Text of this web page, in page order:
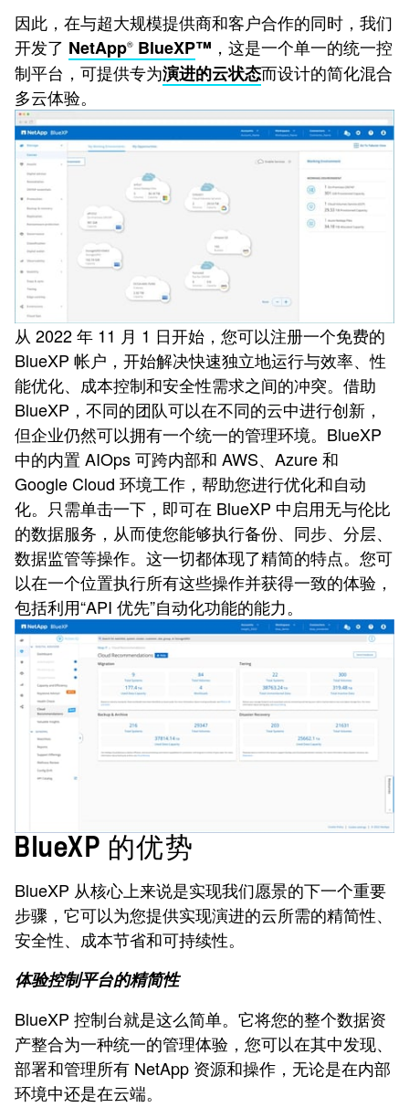
因此，在与超大规模提供商和客户合作的同时，我们
开发了 NetApp® BlueXP™ ，这是一个单一的统一控
制平台，可提供专为演进的云状态而设计的简化混合
多云体验。
从 2022 年 11 月 1 日开始，您可以注册一个免费的
BlueXP 帐户，开始解决快速独立地运行与效率、性
能优化、成本控制和安全性需求之间的冲突。借助
BlueXP，不同的团队可以在不同的云中进行创新，
但企业仍然可以拥有一个统一的管理环境。BlueXP
中的内置 AIOps 可跨内部和 AWS、Azure 和
Google Cloud 环境工作，帮助您进行优化和自动
化。只需单击一下，即可在 BlueXP 中启用无与伦比
的数据服务，从而使您能够执行备份、同步、分层、
数据监管等操作。这一切都体现了精简的特点。您可
以在一个位置执行所有这些操作并获得一致的体验，
包括利用“API 优先”自动化功能的能力。
BlueXP 的优势
BlueXP 从核心上来说是实现我们愿景的下一个重要
步骤，它可以为您提供实现演进的云所需的精简性、
安全性、成本节省和可持续性。
体验控制平台的精简性
BlueXP 控制台就是这么简单。它将您的整个数据资
产整合为一种统一的管理体验，您可以在其中发现、
部署和管理所有 NetApp 资源和操作，无论是在内部
环境中还是在云端。